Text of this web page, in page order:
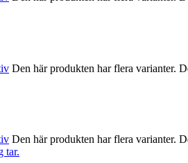
Den här produkten har flera varianter.
Den här produkten har flera varianter.